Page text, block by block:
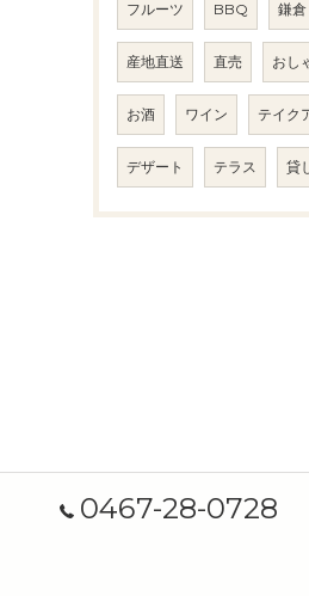
フルーツ BBQ 鎌倉
産地直送 直売 おし
お酒 ワイン テイク
デザート テラス 貸
0467-28-0728